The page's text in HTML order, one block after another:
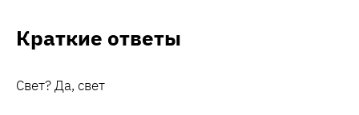
Краткие ответы
Свет? Да, свет